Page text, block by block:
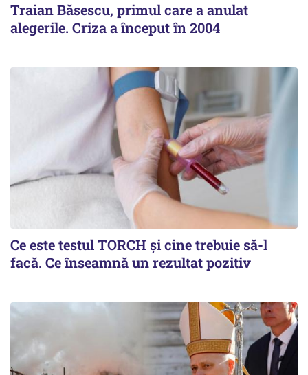
Traian Băsescu, primul care a anulat
alegerile. Criza a început în 2004
Ce este testul TORCH și cine trebuie să-l
facă. Ce înseamnă un rezultat pozitiv